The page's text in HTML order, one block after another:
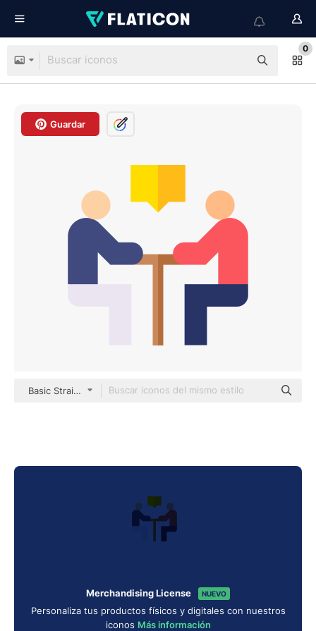
0
Guardar
Basic Straight Flat
Merchandising License NUEVO
Personaliza tus productos físicos y digitales con nuestros
iconos Más información